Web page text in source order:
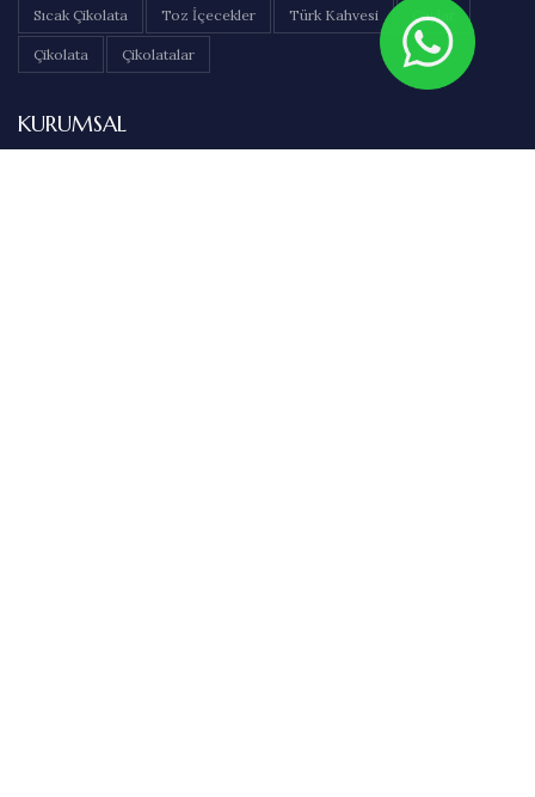
Sıcak Çikolata Toz İçecekler Türk Kahvesi Çaylar
Çikolata Çikolatalar
KURUMSAL